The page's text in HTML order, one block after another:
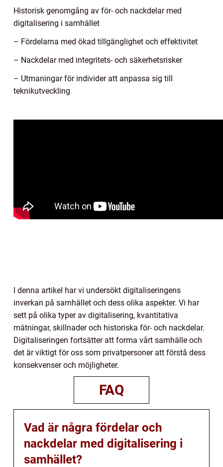
Historisk genomgång av för- och nackdelar med
digitalisering i samhället
– Fördelarna med ökad tillgänglighet och effektivitet
– Nackdelar med integritets- och säkerhetsrisker
– Utmaningar för individer att anpassa sig till
teknikutveckling
I denna artikel har vi undersökt digitaliseringens
inverkan på samhället och dess olika aspekter. Vi har
sett på olika typer av digitalisering, kvantitativa
mätningar, skillnader och historiska för- och nackdelar.
Digitaliseringen fortsätter att forma vårt samhälle och
det är viktigt för oss som privatpersoner att förstå dess
konsekvenser och möjligheter.
FAQ
Vad är några fördelar och
nackdelar med digitalisering i
samhället?